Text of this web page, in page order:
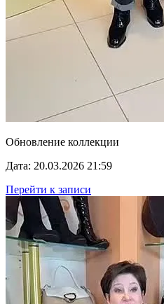
Обновление коллекции
Дата: 20.03.2026 21:59
Перейти к записи